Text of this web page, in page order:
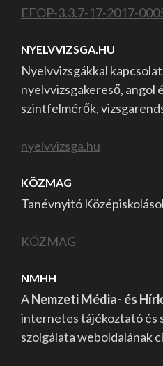
EFOP-3.3.7-17-2017-
NYELVVIZSGA.HU
Nyelvvizsgákkal
nyelvvizsgakereső, angol
szintfelmérők,
nyelvvizsga.hu
KÖZMAG
Tanévnyitó
KÖZMAG
NMHH
ANemzeti Média- és
internetes tájékoztató és
szolgálata weboldalának